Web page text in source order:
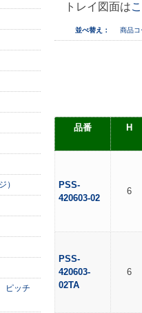
）
ピッチ
トレイ図面は
並べ替え： 商品コ
品番 H
PSS-
420603-02
6
PSS-
420603-
02TA
6